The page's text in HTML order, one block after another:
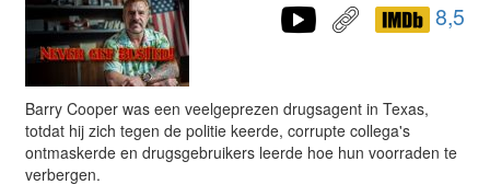
8,5
Barry Cooper was een veelgeprezen drugsagent in Texas,
totdat hij zich tegen de politie keerde, corrupte collega's
ontmaskerde en drugsgebruikers leerde hoe hun voorraden te
verbergen.